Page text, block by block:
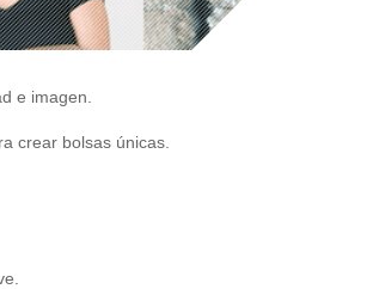
e imagen.
crear bolsas únicas.